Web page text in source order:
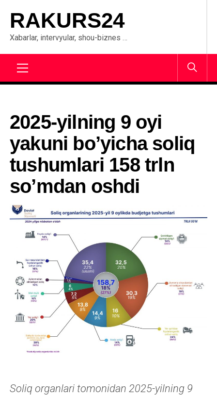
content
RAKURS24
Xabarlar, intervyular, shou-biznes …
2025-yilning 9 oyi
yakuni bo’yicha soliq
tushumlari 158 trln
so’mdan oshdi
Soliq organlari tomonidan 2025-yilning 9